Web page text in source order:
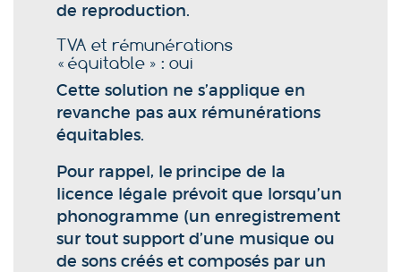
de reproduction.
TVA et rémunérations
« équitable » : oui
Cette solution ne s’applique en
revanche pas aux rémunérations
équitables.
Pour rappel, le principe de la
licence légale prévoit que lorsqu’un
phonogramme (un enregistrement
sur tout support d’une musique ou
de sons créés et composés par un